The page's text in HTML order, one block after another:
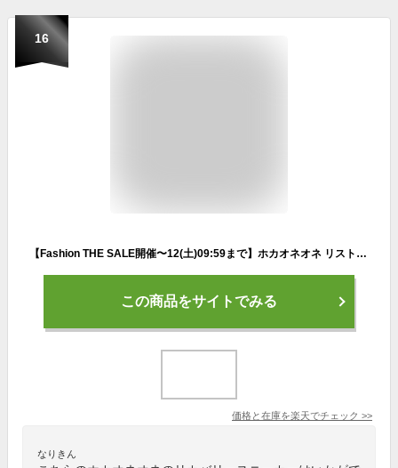
16
【Fashion THE SALE開催〜12(土)09:59まで】ホカオネオネ リストア TC スリッポン スニーカー メンズ レディース リカバリー シューズ リラックス 5カラー 厚底 タウン カジュアル HOKA ONE ONE RESTORE TC 1134532
この商品をサイトでみる
価格と在庫を楽天でチェック >>
なりきん